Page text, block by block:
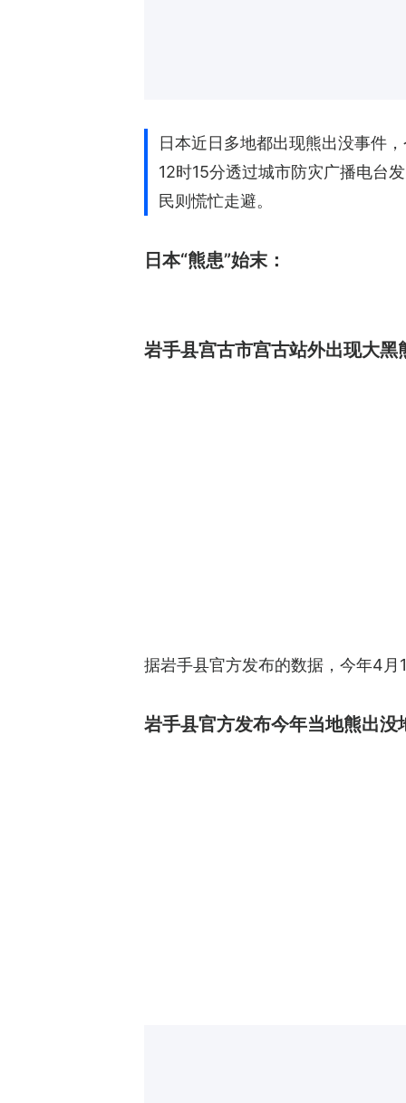
日本近日多地都出现熊出没事件
12时15分透过城市防灾广播电台
民则慌忙走避。
日本“熊患”始末：
岩手县宫古市宫古站外出现大黑
据岩手县官方发布的数据，今年4
岩手县官方发布今年当地熊出没